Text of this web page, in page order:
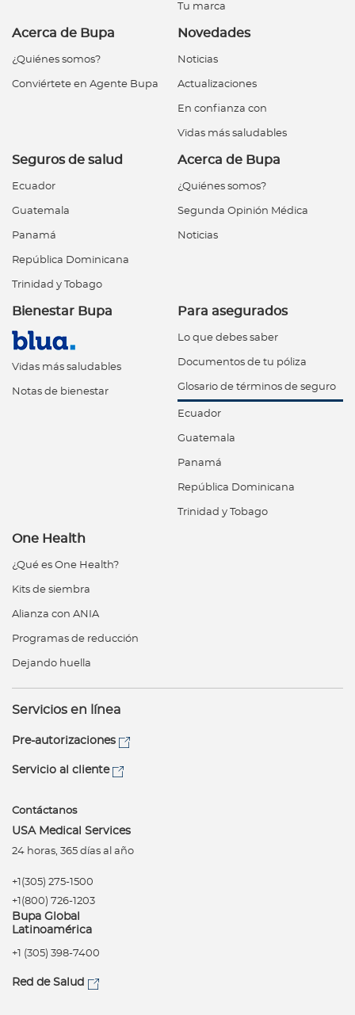
Tu marca
Acerca de Bupa
¿Quiénes somos?
Conviértete en Agente Bupa
Novedades
Noticias
Actualizaciones
En confianza con
Vidas más saludables
Seguros de salud
Ecuador
Guatemala
Panamá
República Dominicana
Trinidad y Tobago
Acerca de Bupa
¿Quiénes somos?
Segunda Opinión Médica
Noticias
Bienestar Bupa
Vidas más saludables
Notas de bienestar
Para asegurados
Lo que debes saber
Documentos de tu póliza
Glosario de términos de seguro
Ecuador
Guatemala
Panamá
República Dominicana
Trinidad y Tobago
One Health
¿Qué es One Health?
Kits de siembra
Alianza con ANIA
Programas de reducción
Dejando huella
Servicios en línea
Pre-autorizaciones
Servicio al cliente
Contáctanos
USA Medical Services
24 horas, 365 días al año
+1(305) 275-1500
+1(800) 726-1203
Bupa Global
Latinoamérica
+1 (305) 398-7400
Red de Salud